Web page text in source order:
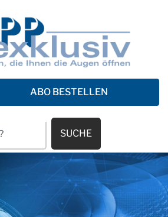
ABO BESTELLEN
SUCHE